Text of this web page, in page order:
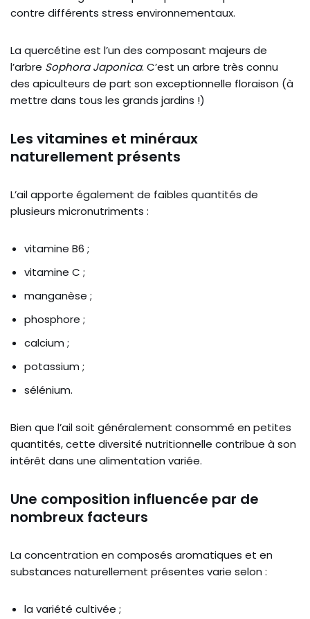
contre différents stress environnementaux.
La quercétine est l’un des composant majeurs de
l’arbre Sophora Japonica. C’est un arbre très connu
des apiculteurs de part son exceptionnelle floraison (à
mettre dans tous les grands jardins !)
Les vitamines et minéraux
naturellement présents
L’ail apporte également de faibles quantités de
plusieurs micronutriments :
vitamine B6 ;
vitamine C ;
manganèse ;
phosphore ;
calcium ;
potassium ;
sélénium.
Bien que l’ail soit généralement consommé en petites
quantités, cette diversité nutritionnelle contribue à son
intérêt dans une alimentation variée.
Une composition influencée par de
nombreux facteurs
La concentration en composés aromatiques et en
substances naturellement présentes varie selon :
la variété cultivée ;